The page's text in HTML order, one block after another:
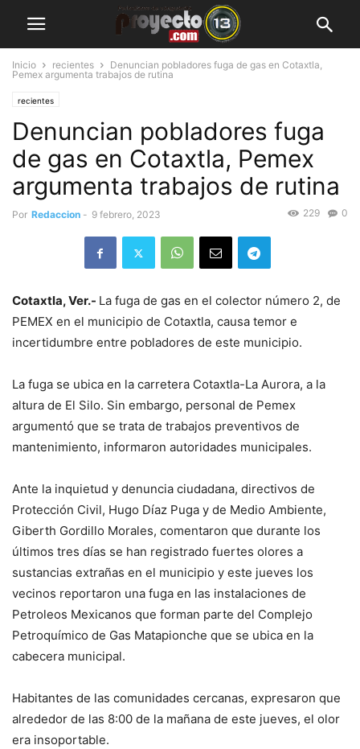
Inicio recientes
Denuncian pobladores fuga de gas en Cotaxtla,
Pemex argumenta trabajos de rutina
recientes
Denuncian pobladores fuga
de gas en Cotaxtla, Pemex
argumenta trabajos de rutina
Por Redaccion - 9 febrero, 2023 0
229
Cotaxtla, Ver.- La fuga de gas en el colector número 2, de
PEMEX en el municipio de Cotaxtla, causa temor e
incertidumbre entre pobladores de este municipio.
La fuga se ubica en la carretera Cotaxtla-La Aurora, a la
altura de El Silo. Sin embargo, personal de Pemex
argumentó que se trata de trabajos preventivos de
mantenimiento, informaron autoridades municipales.
Ante la inquietud y denuncia ciudadana, directivos de
Protección Civil, Hugo Díaz Puga y de Medio Ambiente,
Giberth Gordillo Morales, comentaron que durante los
últimos tres días se han registrado fuertes olores a
sustancias extrañas en el municipio y este jueves los
vecinos reportaron una fuga en las instalaciones de
Petroleos Mexicanos que forman parte del Complejo
Petroquímico de Gas Matapionche que se ubica en la
cabecera municipal.
Habitantes de las comunidades cercanas, expresaron que
alrededor de las 8:00 de la mañana de este jueves, el olor
era insoportable.